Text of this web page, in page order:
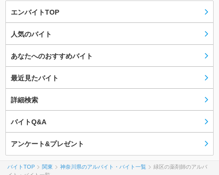
エンバイトTOP
人気のバイト
あなたへのおすすめバイト
最近見たバイト
詳細検索
バイトQ&A
アンケート&プレゼント
バイトTOP 関東 神奈川県のアルバイト・バイト一覧
緑区の薬剤師のアルバ